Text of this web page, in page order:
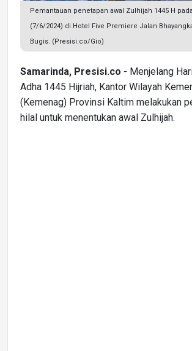
Pemantauan penetapan awal Zulhijah 1445 H
(7/6/2024) di Hotel Five Premiere Jalan
Bugis. (Presisi.co/Gio)
Samarinda, Presisi.co - Menjelang
Adha 1445 Hijriah, Kantor Wilayah
(Kemenag) Provinsi Kaltim melakukan
hilal untuk menentukan awal Zulhijah.